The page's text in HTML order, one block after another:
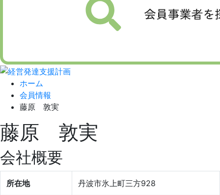
ホーム
会員情報
藤原 敦実
藤原 敦実
会社概要
所在地 丹波市氷上町三方928